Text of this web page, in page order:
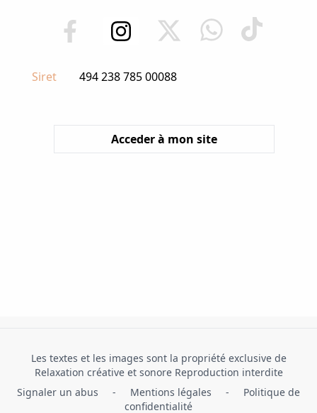
Siret 494 238 785 00088
Acceder à mon site
Les textes et les images sont la propriété exclusive de
Relaxation créative et sonore Reproduction interdite
Signaler un abus
- Mentions légales -
Politique de
confidentialité